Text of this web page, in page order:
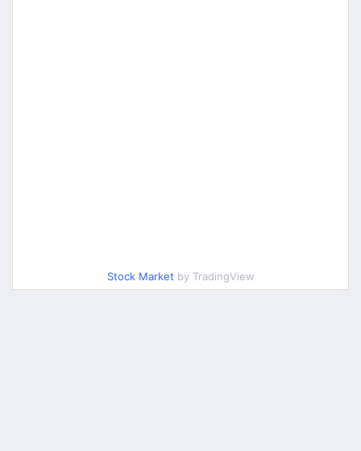
Stock Market by TradingView